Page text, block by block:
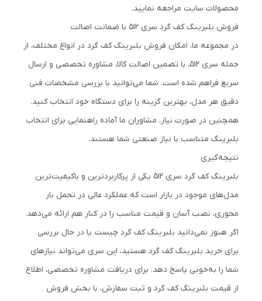
محصولات سایت مراجعه نمایید.
فروش بلبرینگ کف گرد سری 512 با ضمانت اصالت
در مجموعه ما، امکان فروش بلبرینگ کف گرد در انواع مختلف، از
جمله سری 512، با تضمین اصالت کالا، مشاوره تخصصی و ارسال
سریع فراهم شده است. شما می‌توانید با بررسی مشخصات فنی
دقیق هر مدل، بهترین گزینه را برای دستگاه خود انتخاب کنید.
همچنین در صورت نیاز، مشاوران ما آماده راهنمایی برای انتخاب
بلبرینگ متناسب با نیاز صنعتی شما هستند.
نتیجه‌گیری
بلبرینگ کف گرد سری 512 یکی از پرکاربردترین و باکیفیت‌ترین
مدل‌های موجود در بازار است که عملکرد عالی در تحمل بار
محوری، نصب آسان و قیمت مناسب را در کنار هم ارائه می‌دهد.
اگر هنوز نمی‌دانید بلبرینگ کف گرد چیست یا در حال بررسی
برای خرید بلبرینگ کف گرد هستید، این سری می‌تواند نیازهای
شما را به‌خوبی پاسخ دهد. برای دریافت مشاوره تخصصی، اطلاع
از قیمت بلبرینگ کف گرد و ثبت سفارش، با بخش فروش